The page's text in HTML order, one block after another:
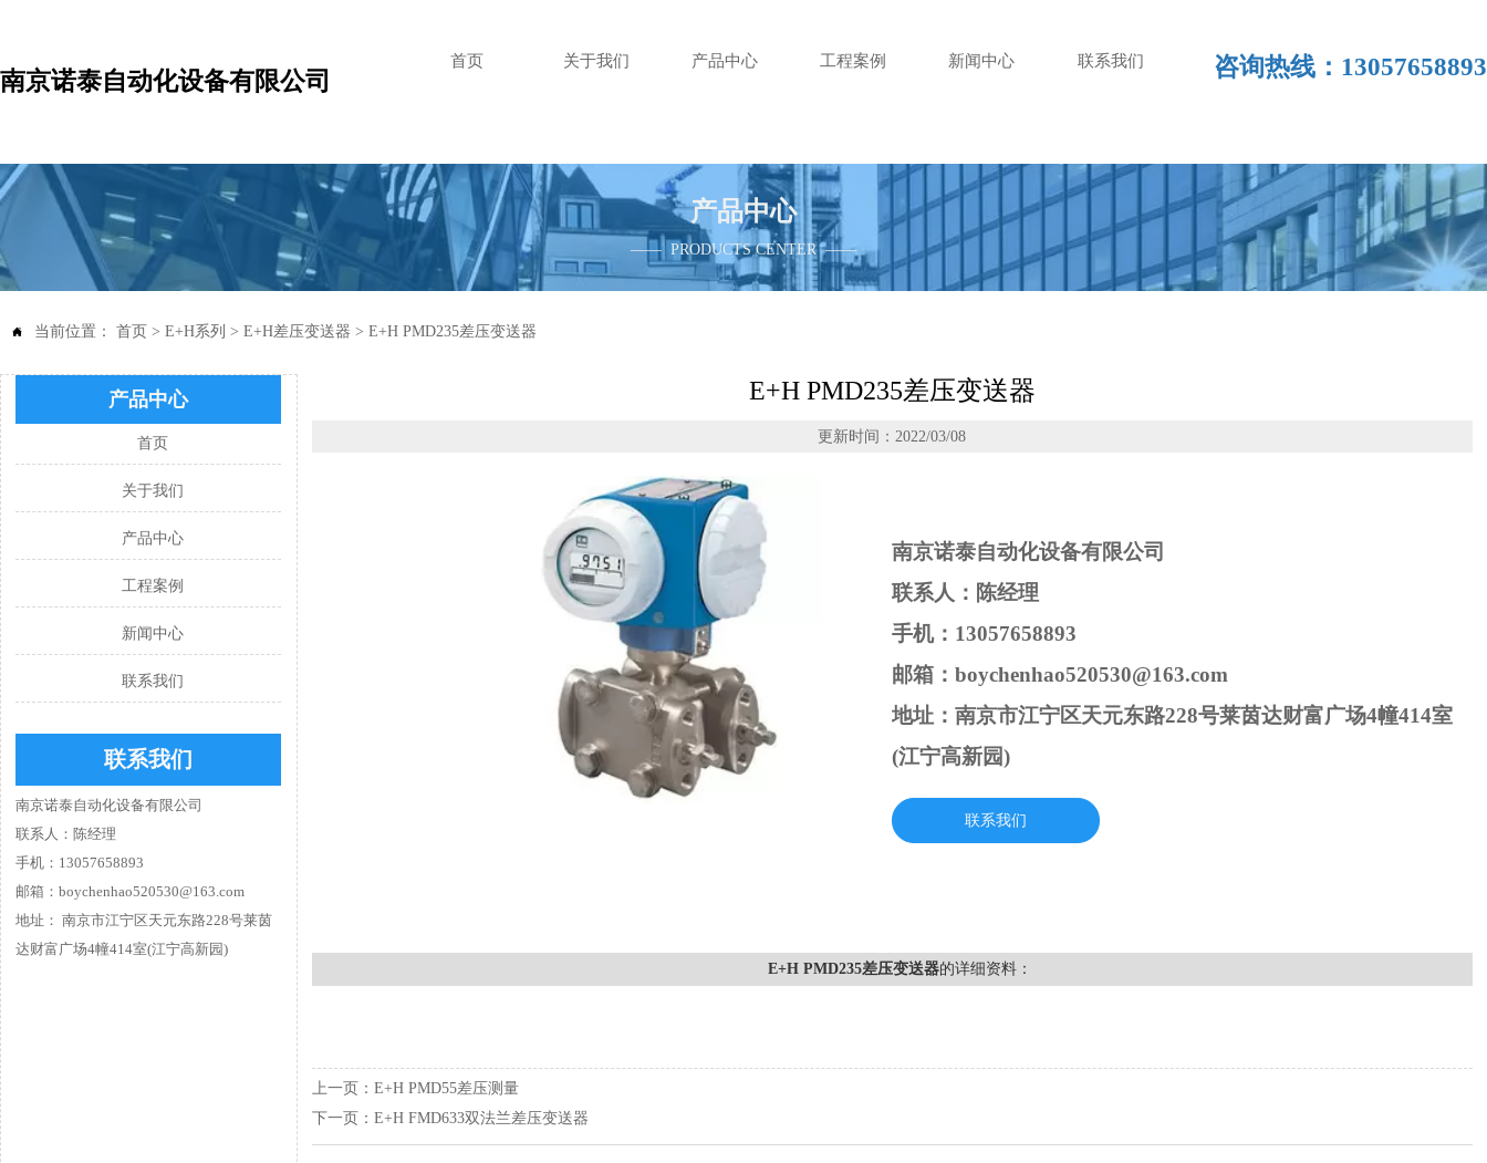
南京诺泰自动化设备有限公司
首页 关于我们 产品中心 工程案例 新闻中心 联系我们 咨询热线：13057658893
产品中心
—— PRODUCTS CENTER ——
 当前位置： 首页 > E+H系列 > E+H差压变送器 > E+H PMD235差压变送器
产品中心
首页
关于我们
产品中心
工程案例
新闻中心
联系我们
联系我们
南京诺泰自动化设备有限公司
联系人：陈经理
手机：13057658893
邮箱：boychenhao520530@163.com
地址： 南京市江宁区天元东路228号莱茵
达财富广场4幢414室(江宁高新园)
E+H PMD235差压变送器
更新时间：2022/03/08
南京诺泰自动化设备有限公司
联系人：陈经理
手机：13057658893
邮箱：boychenhao520530@163.com
地址：南京市江宁区天元东路228号莱茵达财富广场4幢414室
(江宁高新园)
联系我们
E+H PMD235差压变送器的详细资料：
上一页：E+H PMD55差压测量
下一页：E+H FMD633双法兰差压变送器